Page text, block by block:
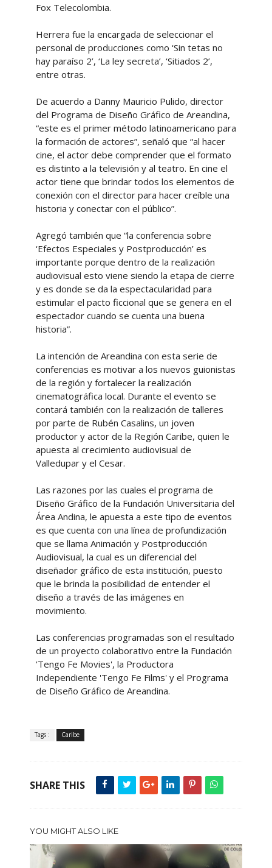
Fox Telecolombia.
Herrera fue la encargada de seleccionar el
personal de producciones como ‘Sin tetas no
hay paraíso 2’, ‘La ley secreta’, ‘Sitiados 2’,
entre otras.
De acuerdo a Danny Mauricio Pulido, director
del Programa de Diseño Gráfico de Areandina,
“este es el primer método latinoamericano para
la formación de actores”, señaló que “al hacer
cine, el actor debe comprender que el formato
es distinto a la televisión y al teatro. En cine el
actor tiene que brindar todos los elementos de
conexión con el director para hacer creíble una
historia y conectar con el público”.
Agregó también que “la conferencia sobre
‘Efectos Especiales y Postproducción’ es
importante porque dentro de la realización
audiovisual esto viene siendo la etapa de cierre
y es donde se da la espectacularidad para
estimular el pacto ficcional que se genera en el
espectador cuando se cuenta una buena
historia”.
La intención de Areandina con esta serie de
conferencias es motivar a los nuevos guionistas
de la región y fortalecer la realización
cinematográfica local. Durante el evento se
contará también con la realización de talleres
por parte de Rubén Casalins, un joven
productor y actor de la Región Caribe, quien le
apuesta al crecimiento audiovisual de
Valledupar y el Cesar.
Las razones por las cuales el programa de
Diseño Gráfico de la Fundación Universitaria del
Área Andina, le apuesta a este tipo de eventos
es que cuenta con una línea de profundización
que se llama Animación y Postproducción
Audiovisual, la cual es un diferencial del
diseñador gráfico de esta institución, puesto
que le brinda la posibilidad de entender el
diseño a través de las imágenes en
movimiento.
Las conferencias programadas son el resultado
de un proyecto colaborativo entre la Fundación
'Tengo Fe Movies', la Productora
Independiente 'Tengo Fe Films' y el Programa
de Diseño Gráfico de Areandina.
Tags : Caribe
SHARE THIS
YOU MIGHT ALSO LIKE